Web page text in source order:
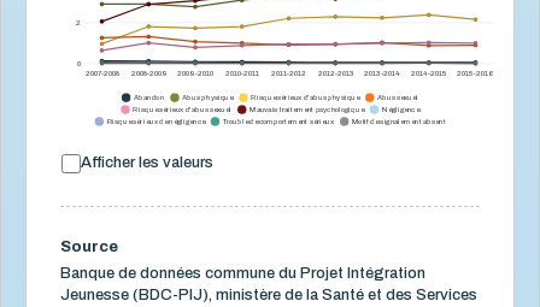
2007-2008 2008-2009 2009-2010 2010-2011 2011-2012 2012-2013 2013-2014 2014-2015 2015-2016
0
2
Abandon Abus physique Risque sérieux d'abus physique
Abus sexuel
Risque sérieux d'abus sexuel
Mauvais traitement psychologique
Négligence
Risque sérieux de négligence
Trouble de comportement sérieux Motif de signalement absent
Afficher les valeurs
Source
Banque de données commune du Projet Intégration
Jeunesse (BDC-PIJ), ministère de la Santé et des Services